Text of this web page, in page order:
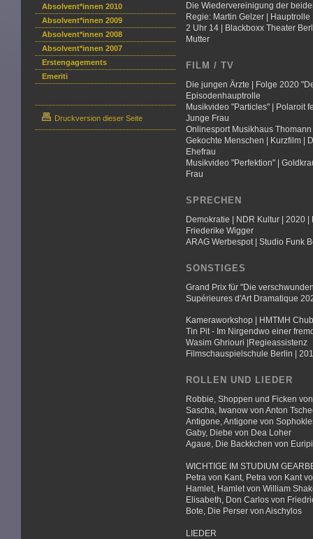
Absolvent*innen 2010
Absolvent*innen 2009
Absolvent*innen 2008
Absolvent*innen 2007
Erstengagements
Emeriti
Druckversion dieser Seite
Die Wiedervereinigung der
Regie: Martin Gelzer | Hauptrolle
2 Uhr 14 | Blackboxx Theater
Mutter
FILM / TV
Die jungen Ärzte | Folge 2020
Episodenhauptrolle
Musikvideo "Particles" | Polaroit
Junge Frau
Onlinesport Musikhaus
Gekochte Menschen | Kurzfilm |
Ehefrau
Musikvideo "Perfektion" |
Frau
SPRECHEN
Demokratie | NDR Kultur | 2020
Friederike Wigger
ARAG Werbespot | Studio Funk
SONSTIGES
Grand Prix für "Die
Supérieures d'Art Dramatique
Kameraworkshop | HMTMH
Tin Pit - Im Nirgendwo einer
Wasim Ghriouri |Regieassistenz
Filmschauspielschule Berlin |
ROLLEN UND LIEDER
Robbie, Shoppen und Ficken
Sascha, Iwanow von Anton
Antigone, Antigone von
Gaby, Diebe von Dea Loher
Agaue, Die Backkchen von
WICHTIGE IM STUDIUM
Petra von Kant, Petra von Kant
Hamlet, Hamlet von William
Elisabeth, Don Carlos von
Bote, Die Perser von Aischylos
LIEDER